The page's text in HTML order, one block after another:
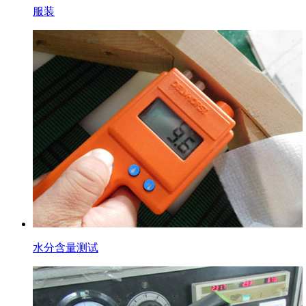
服装
水分含量测试